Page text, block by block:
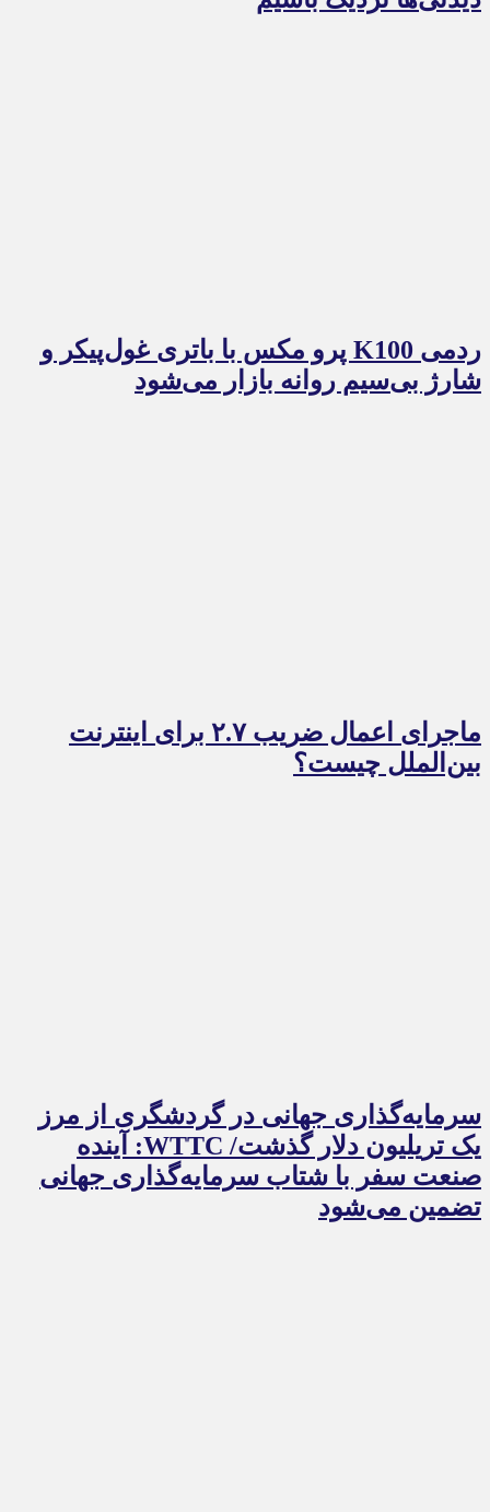
ردمی K100 پرو مکس با باتری غول‌پیکر و
شارژ بی‌سیم روانه بازار می‌شود
ماجرای اعمال ضریب ۲.۷ برای اینترنت
بین‌الملل چیست؟
سرمایه‌گذاری جهانی در گردشگری از مرز
یک تریلیون دلار گذشت/ WTTC: آینده
صنعت سفر با شتاب سرمایه‌گذاری جهانی
تضمین می‌شود